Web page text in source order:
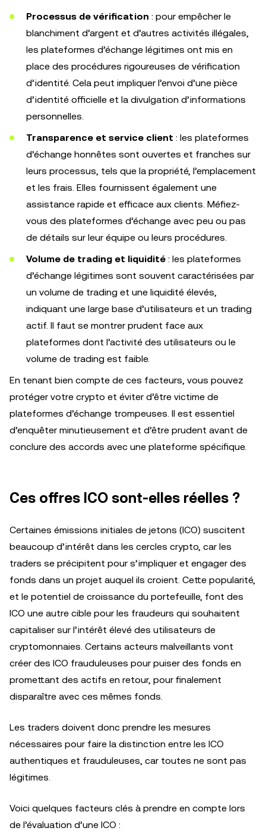
Processus de vérification : pour empêcher le
blanchiment d’argent et d’autres activités illégales,
les plateformes d’échange légitimes ont mis en
place des procédures rigoureuses de vérification
d’identité. Cela peut impliquer l’envoi d’une pièce
d’identité officielle et la divulgation d’informations
personnelles.
Transparence et service client : les plateformes
d’échange honnêtes sont ouvertes et franches sur
leurs processus, tels que la propriété, l’emplacement
et les frais. Elles fournissent également une
assistance rapide et efficace aux clients. Méfiez-
vous des plateformes d’échange avec peu ou pas
de détails sur leur équipe ou leurs procédures.
Volume de trading et liquidité : les plateformes
d’échange légitimes sont souvent caractérisées par
un volume de trading et une liquidité élevés,
indiquant une large base d’utilisateurs et un trading
actif. Il faut se montrer prudent face aux
plateformes dont l’activité des utilisateurs ou le
volume de trading est faible.
En tenant bien compte de ces facteurs, vous pouvez
protéger votre crypto et éviter d’être victime de
plateformes d’échange trompeuses. Il est essentiel
d’enquêter minutieusement et d’être prudent avant de
conclure des accords avec une plateforme spécifique.
Ces offres ICO sont-elles réelles ?
Certaines émissions initiales de jetons (ICO) suscitent
beaucoup d’intérêt dans les cercles crypto, car les
traders se précipitent pour s’impliquer et engager des
fonds dans un projet auquel ils croient. Cette popularité,
et le potentiel de croissance du portefeuille, font des
ICO une autre cible pour les fraudeurs qui souhaitent
capitaliser sur l’intérêt élevé des utilisateurs de
cryptomonnaies. Certains acteurs malveillants vont
créer des ICO frauduleuses pour puiser des fonds en
promettant des actifs en retour, pour finalement
disparaître avec ces mêmes fonds.
Les traders doivent donc prendre les mesures
nécessaires pour faire la distinction entre les ICO
authentiques et frauduleuses, car toutes ne sont pas
légitimes.
Voici quelques facteurs clés à prendre en compte lors
de l’évaluation d’une ICO :